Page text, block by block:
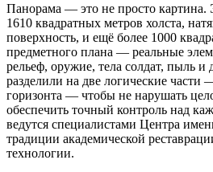
Панорама — это не просто картина.
1610 квадратных метров холста,
поверхность, и ещё более 1000
предметного плана — реальные
рельеф, оружие, тела солдат, пыль и
разделили на две логические
горизонта — чтобы не нарушать
обеспечить точный контроль над
ведутся специалистами Центра
традиции академической
технологии.